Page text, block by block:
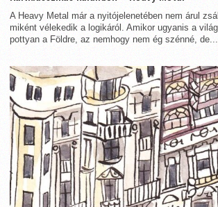
A Heavy Metal már a nyitójelenetében nem árul
miként vélekedik a logikáról. Amikor ugyanis a
pottyan a Földre, az nemhogy nem ég szénné, de...